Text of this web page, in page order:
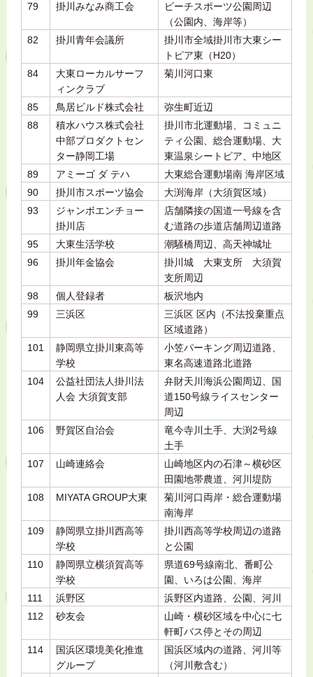
79 掛川みなみ商工会
ビーチスポーツ公園周辺
（公園内、海岸等）
82
掛川青年会議所
掛川市全域掛川市大東シー
トピア東（H20）
84
大東ローカルサーフ
ィンクラブ
菊川河口東
85 鳥居ビルド株式会社
弥生町近辺
88
積水ハウス株式会社
中部プロダクトセン
ター静岡工場
掛川市北運動場、コミュニ
ティ公園、総合運動場、大
東温泉シートピア、中地区
89
アミーゴ ダ テハ
大東総合運動場南 海岸区域
90
掛川市スポーツ協会
大渕海岸（大須賀区域）
93
ジャンボエンチョー
掛川店
店舗隣接の国道一号線を含
む道路の歩道店舗周辺道路
95
大東生活学校
潮騒橋周辺、高天神城址
96
掛川年金協会
掛川城 大東支所 大須賀
支所周辺
98
個人登録者
板沢地内
99
三浜区
三浜区 区内（不法投棄重点
区域道路）
101
静岡県立掛川東高等
学校
小笠パーキング周辺道路、
東名高速道路北道路
104
公益社団法人掛川法
人会 大須賀支部
弁財天川海浜公園周辺、国
道150号線ライスセンター
周辺
106
野賀区自治会
竜今寺川土手、大渕2号線
土手
107
山崎連絡会
山崎地区内の石津～横砂区
田園地帯農道、河川堤防
108
MIYATA GROUP大東
菊川河口両岸・総合運動場
南海岸
109
静岡県立掛川西高等
学校
掛川西高等学校周辺の道路
と公園
110
静岡県立横須賀高等
学校
県道69号線南北、番町公
園、いろは公園、海岸
111
浜野区
浜野区内道路、公園、河川
112
砂友会
山崎・横砂区域を中心に七
軒町バス停とその周辺
114
国浜区環境美化推進
グループ
国浜区域内の道路、河川等
（河川敷含む）